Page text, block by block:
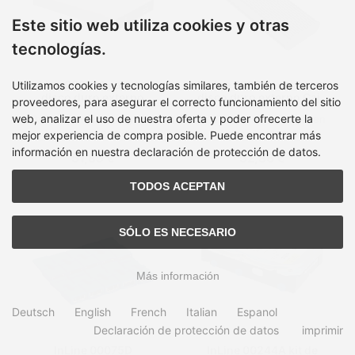
InLine 00031A caja para
disco duro externo
Carcasa de disco
duro/SSD Negro 2.5"
Tiempo de entrega:en
inventario, 2-4 dias
51,85 €
InLine 00031H caja para
disco duro externo Caja
externa para unidad de
estado sólido (SSD)
Negro M.2
Tiempo de entrega:
inventario, 2-4 dias
52,86 €
Este sitio web utiliza cookies y otras
tecnologías.
Utilizamos cookies y tecnologías similares, también de terceros
proveedores, para asegurar el correcto funcionamiento del sitio
web, analizar el uso de nuestra oferta y poder ofrecerte la
mejor experiencia de compra posible. Puede encontrar más
información en nuestra declaración de protección de datos.
TODOS ACEPTAN
SÓLO ES NECESARIO
Más información
Deutsch English French Italian
Espanol
Declaración de protección de datos
imprimir